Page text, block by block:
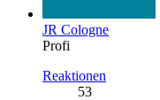
JR Cologne
Profi
Reaktionen
53